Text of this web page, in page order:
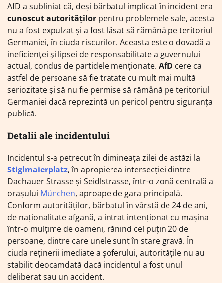
AfD a subliniat că, deși bărbatul implicat în incident era
cunoscut autorităților pentru problemele sale, acesta
nu a fost expulzat și a fost lăsat să rămână pe teritoriul
Germaniei, în ciuda riscurilor. Aceasta este o dovadă a
ineficienței și lipsei de responsabilitate a guvernului
actual, condus de partidele menționate. AfD cere ca
astfel de persoane să fie tratate cu mult mai multă
seriozitate și să nu fie permise să rămână pe teritoriul
Germaniei dacă reprezintă un pericol pentru siguranța
publică.
Detalii ale incidentului
Incidentul s-a petrecut în dimineața zilei de astăzi la
Stiglmaierplatz, în apropierea intersecției dintre
Dachauer Strasse și Seidlstrasse, într-o zonă centrală a
orașului München, aproape de gara principală.
Conform autorităților, bărbatul în vârstă de 24 de ani,
de naționalitate afgană, a intrat intenționat cu mașina
într-o mulțime de oameni, rănind cel puțin 20 de
persoane, dintre care unele sunt în stare gravă. În
ciuda reținerii imediate a șoferului, autoritățile nu au
stabilit deocamdată dacă incidentul a fost unul
deliberat sau un accident.